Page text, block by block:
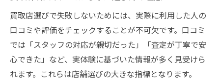
買取 姫路で人気の家電現金化テクニック
家電や家具の買取相場と高価買取のコツ
姫路市で大型品を賢く売るポイント解説
姫路で口コミ評価の高い買取術を紹介
買取店選びで失敗しないためには、実際に利用した人の
口コミや評価をチェックすることが不可欠です。口コミ
では「スタッフの対応が親切だった」「査定が丁寧で安
心できた」など、実体験に基づいた情報が多く見受けら
れます。これらは店舗選びの大きな指標となります。